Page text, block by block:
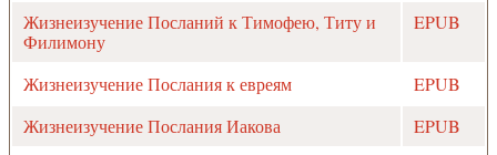
Жизнеизучение Посланий к Тимофею, Титу и
Филимону
EPUB
Жизнеизучение Послания к евреям
EPUB
Жизнеизучение Послания Иакова
EPUB